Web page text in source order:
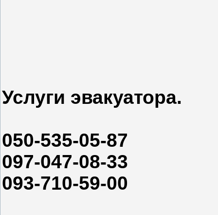
Услуги эвакуатора.
050-535-05-87
097-047-08-33
093-710-59-00